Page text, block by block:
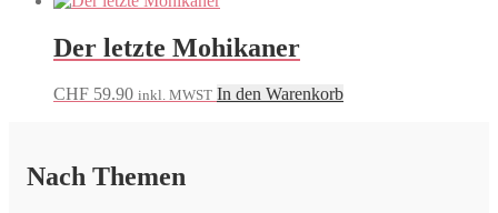
Der letzte Mohikaner
CHF 59.90 inkl. MWST In den Warenkorb
Nach Themen